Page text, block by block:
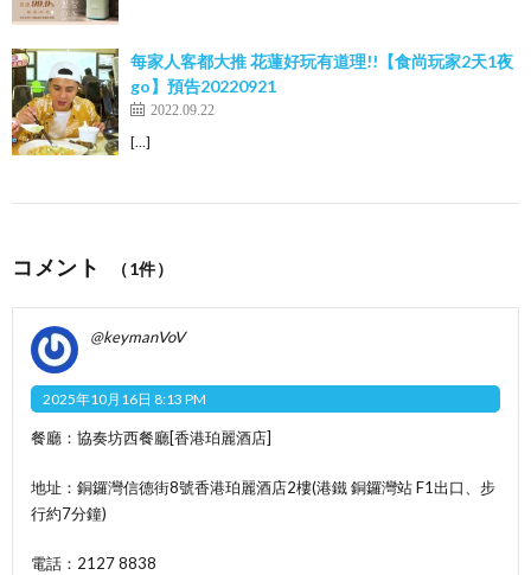
每家人客都大推 花蓮好玩有道理!!【食尚玩家2天1夜
go】預告20220921
2022.09.22
[…]
コメント （1件）
@keymanVoV
2025年10月16日 8:13 PM
餐廳：協奏坊西餐廳[香港珀麗酒店]
地址：銅鑼灣信德街8號香港珀麗酒店2樓(港鐵 銅鑼灣站 F1出口、步
行約7分鐘)
電話：2127 8838